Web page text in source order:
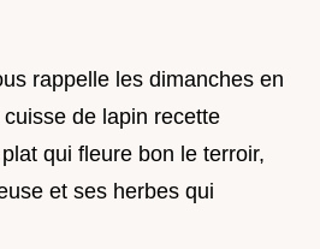
rappelle les dimanches en
de lapin recette
qui fleure bon le terroir,
et ses herbes qui